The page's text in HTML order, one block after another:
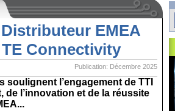
EMEA
TE Connectivity
Publication: Décembre 2025
l’engagement de TTI
de l’innovation et de la réussite